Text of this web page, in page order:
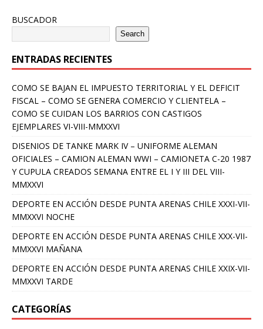
BUSCADOR
Search
ENTRADAS RECIENTES
COMO SE BAJAN EL IMPUESTO TERRITORIAL Y EL DEFICIT
FISCAL – COMO SE GENERA COMERCIO Y CLIENTELA –
COMO SE CUIDAN LOS BARRIOS CON CASTIGOS
EJEMPLARES VI-VIII-MMXXVI
DISENIOS DE TANKE MARK IV – UNIFORME ALEMAN
OFICIALES – CAMION ALEMAN WWI – CAMIONETA C-20 1987
Y CUPULA CREADOS SEMANA ENTRE EL I Y III DEL VIII-
MMXXVI
DEPORTE EN ACCIÓN DESDE PUNTA ARENAS CHILE XXXI-VII-
MMXXVI NOCHE
DEPORTE EN ACCIÓN DESDE PUNTA ARENAS CHILE XXX-VII-
MMXXVI MAÑANA
DEPORTE EN ACCIÓN DESDE PUNTA ARENAS CHILE XXIX-VII-
MMXXVI TARDE
CATEGORÍAS